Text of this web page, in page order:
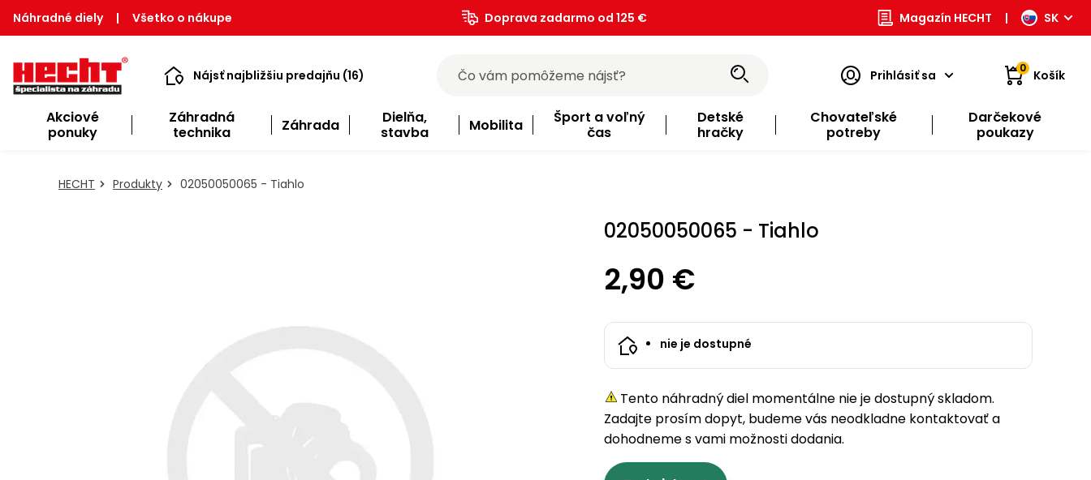
Náhradné diely | Všetko o nákupe Doprava zadarmo od 125 € Magazín HECHT | SK
Nájsť najbližšiu predajňu (16) Prihlásiť sa 0 Košík
Akciové
ponuky
Záhradná
technika
Záhrada
Dielňa,
stavba
Mobilita
Šport a voľný
čas
Detské
hračky
Chovateľské
potreby
Darčekové
poukazy
HECHT Produkty 02050050065 - Tiahlo
02050050065 - Tiahlo
2,90 €
nie je dostupné
Tento náhradný diel momentálne nie je dostupný skladom.
Zadajte prosím dopyt, budeme vás neodkladne kontaktovať a
dohodneme s vami možnosti dodania.